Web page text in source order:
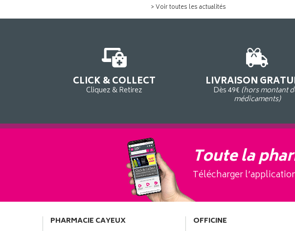
> Voir toutes les actualités
CLICK & COLLECT
Cliquez & Retirez
LIVRAISON
Dès 49€ (hors montant
médicaments)
Toute la
Télécharger
PHARMACIE CAYEUX OFFICINE